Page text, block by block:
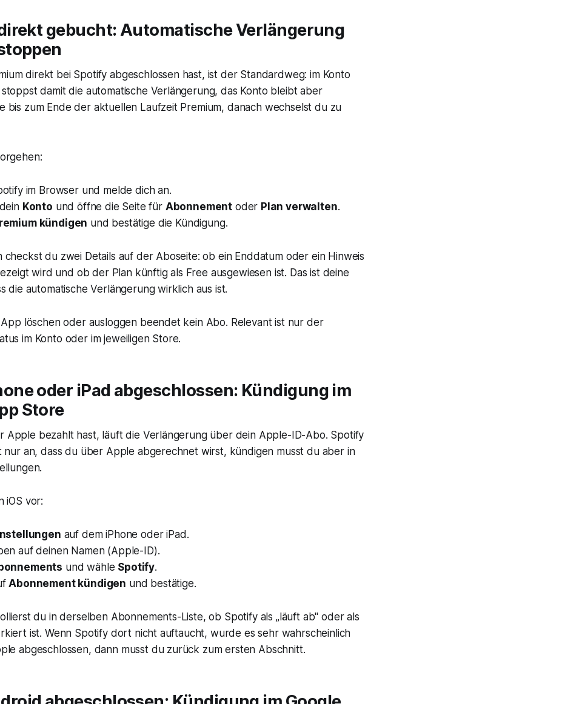
gebucht: Automatische Verlängerung
direkt bei Spotify abgeschlossen hast, ist der Standardweg: im Konto
stoppst damit die automatische Verlängerung, das Konto bleibt aber
bis zum Ende der aktuellen Laufzeit Premium, danach wechselst du zu
im Browser und melde dich an.
Konto und öffne die Seite für Abonnement oder Plan verwalten.
kündigen und bestätige die Kündigung.
checkst du zwei Details auf der Aboseite: ob ein Enddatum oder ein Hinweis
wird und ob der Plan künftig als Free ausgewiesen ist. Das ist deine
die automatische Verlängerung wirklich aus ist.
löschen oder ausloggen beendet kein Abo. Relevant ist nur der
im Konto oder im jeweiligen Store.
oder iPad abgeschlossen: Kündigung im
Store
Apple bezahlt hast, läuft die Verlängerung über dein Apple-ID-Abo. Spotify
nur an, dass du über Apple abgerechnet wirst, kündigen musst du aber in
iOS vor:
auf dem iPhone oder iPad.
auf deinen Namen (Apple-ID).
und wähle Spotify.
Abonnement kündigen und bestätige.
du in derselben Abonnements-Liste, ob Spotify als „läuft ab" oder als
ist. Wenn Spotify dort nicht auftaucht, wurde es sehr wahrscheinlich
abgeschlossen, dann musst du zurück zum ersten Abschnitt.